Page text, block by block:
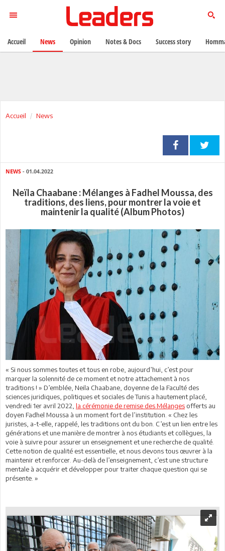
Accueil News
NEWS - 01.04.2022
Neïla Chaabane : Mélanges à Fadhel Moussa, des
traditions, des liens, pour montrer la voie et
maintenir la qualité (Album Photos)
« Si nous sommes toutes et tous en robe, aujourd’hui, c’est pour
marquer la solennité de ce moment et notre attachement à nos
traditions ! » D’emblée, Neila Chaabane, doyenne de la Faculté des
sciences juridiques, politiques et sociales de Tunis a hautement placé,
vendredi 1er avril 2022, la cérémonie de remise des Mélanges offerts au
doyen Fadhel Moussa à un moment fort de l’institution. « Chez les
juristes, a-t-elle, rappelé, les traditions ont du bon. C’est un lien entre les
générations et une manière de montrer à nos étudiants et collègues, la
voie à suivre pour assurer un enseignement et une recherche de qualité.
Cette notion de qualité est essentielle, et nous devons tous œuvrer à la
maintenir et renforcer. Au-delà de l’enseignement, c’est une structure
mentale à acquérir et développer pour traiter chaque question qui se
présente. »
Accueil News Opinion Notes & Docs Success story